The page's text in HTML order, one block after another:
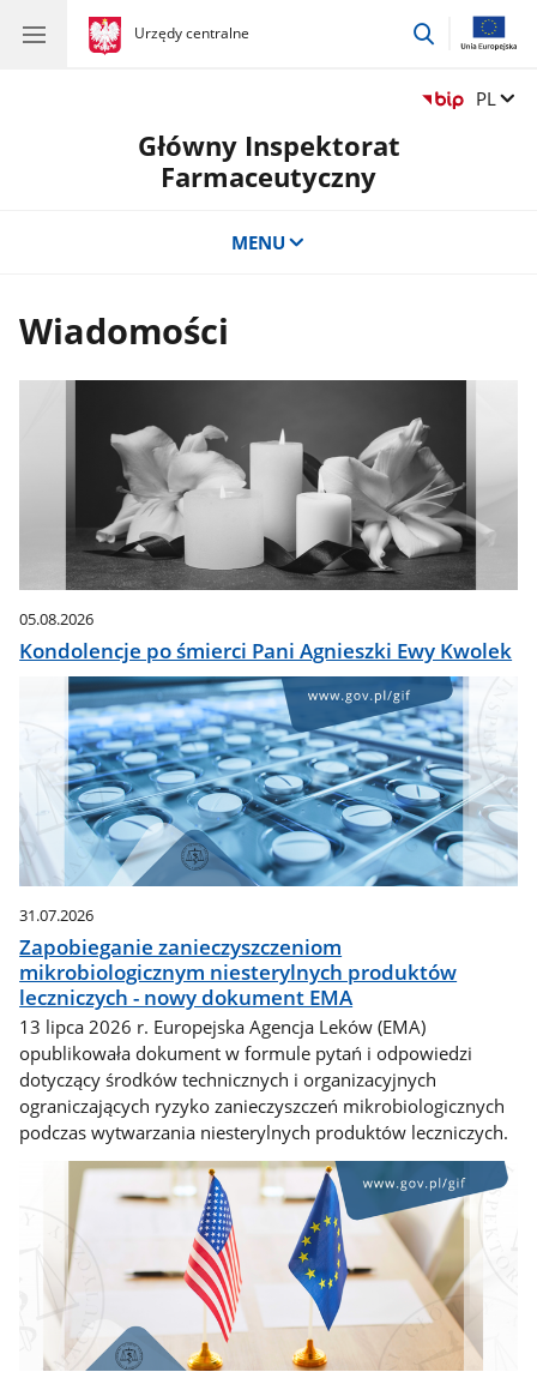
gov.pl
Urzędy centralne
gov.pl
Urzędy
przejdź
Zmień
PL
Główny Inspektorat
Farmaceutyczny
MENU
Wiadomości
05.08.2026
Kondolencje po śmierci Pani Agnieszki Ewy Kwolek
31.07.2026
Zapobieganie zanieczyszczeniom
mikrobiologicznym niesterylnych produktów
leczniczych - nowy dokument EMA
13 lipca 2026 r. Europejska Agencja Leków (EMA)
opublikowała dokument w formule pytań i odpowiedzi
dotyczący środków technicznych i organizacyjnych
ograniczających ryzyko zanieczyszczeń mikrobiologicznych
podczas wytwarzania niesterylnych produktów leczniczych.